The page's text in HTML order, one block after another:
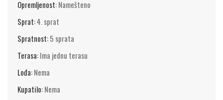
Opremljenost:Namešteno
Sprat:4. sprat
Spratnost:5 sprata
Terasa:Ima jednu terasu
Lođa:Nema
Kupatilo:Nema